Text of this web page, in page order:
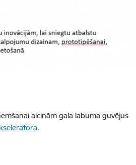
aicinām gala labuma guvējus
.